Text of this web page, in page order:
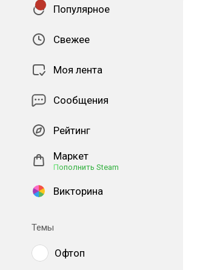
Популярное
Свежее
Моя лента
Сообщения
Рейтинг
Маркет
Пополнить Steam
Викторина
Темы
Офтоп